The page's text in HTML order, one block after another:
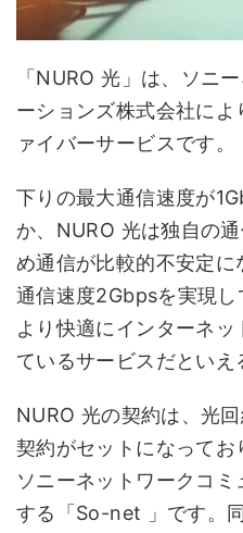
「NURO 光」は、ソニ
ーションズ株式会社に
ァイバーサービスです。
下りの最大通信速度が
か、NURO 光は独自の
め通信が比較的不安定
通信速度2Gbpsを実現し
より快適にインターネ
ているサービスだといえ
NURO 光の契約は、光
契約がセットになってお
ソニーネットワークコ
する「So-net 」です。